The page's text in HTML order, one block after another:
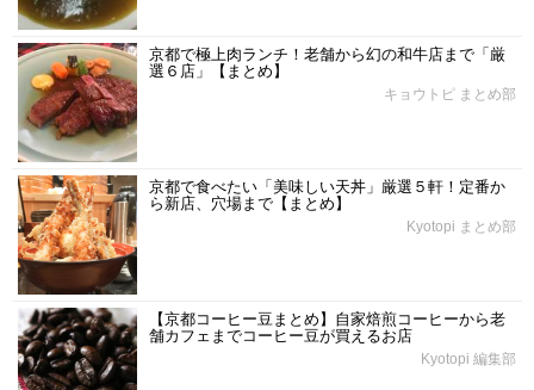
京都で極上肉ランチ！老舗から幻の和牛店まで「厳
選６店」【まとめ】
キョウトピ まとめ部
京都で食べたい「美味しい天丼」厳選５軒！定番か
ら新店、穴場まで【まとめ】
Kyotopi まとめ部
【京都コーヒー豆まとめ】自家焙煎コーヒーから老
舗カフェまでコーヒー豆が買えるお店
Kyotopi 編集部